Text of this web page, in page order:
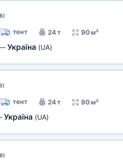
тент 24 т 90 м³
Україна (UA)
тент 24 т 90 м³
Україна (UA)